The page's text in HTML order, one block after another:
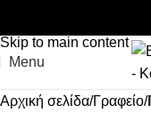
Skip to main content
Menu
Αρχική σελίδα Γραφείο